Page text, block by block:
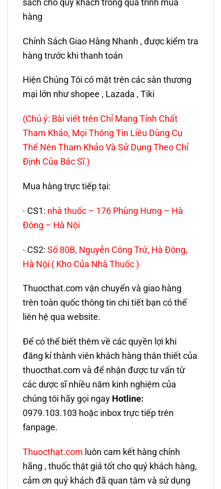
sách cho quý khách trong quá trình mua
hàng
Chính Sách Giao Hàng Nhanh , được kiểm tra
hàng trước khi thanh toán
Hiện Chúng Tôi có mặt trên các sàn thương
mại lớn như shopee , Lazada , Tiki
(Chú ý: Bài viết trên Chỉ Mang Tính Chất
Tham Khảo, Mọi Thông Tin Liều Dùng Cụ
Thể Nên Tham Khảo Và Sử Dụng Theo Chỉ
Định Của Bác Sĩ.)
Mua hàng trực tiếp tại:
· CS1: nhà thuốc – 176 Phùng Hưng – Hà
Đông – Hà Nội
· CS2: Số 80B, Nguyễn Công Trứ, Hà Đông,
Hà Nội ( Kho Của Nhà Thuốc )
Thuocthat.com vận chuyển và giao hàng
trên toàn quốc thông tin chi tiết bạn có thể
liên hệ qua website.
Để có thể biết thêm về các quyền lợi khi
đăng kí thành viên khách hàng thân thiết của
thuocthat.com và để nhận được tư vấn từ
các dược sĩ nhiều năm kinh nghiệm của
chúng tôi hãy gọi ngay Hotline:
0979.103.103 hoặc inbox trực tiếp trên
fanpage.
Thuocthat.com luôn cam kết hàng chính
hãng , thuốc thật giá tốt cho quý khách hàng,
cảm ơn quý khách đã quan tâm và sử dụng